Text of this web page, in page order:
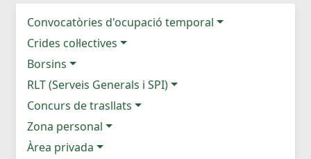
Convocatòries d'ocupació temporal
Crides col·lectives
Borsins
RLT (Serveis Generals i SPI)
Concurs de trasllats
Zona personal
Àrea privada